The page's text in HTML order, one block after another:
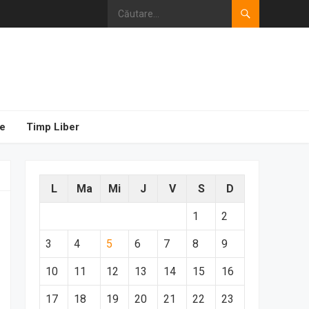
Timp Liber
L Ma Mi J V S D
1 2
3 4 5 6 7 8 9
10 11 12 13 14 15 16
17 18 19 20 21 22 23